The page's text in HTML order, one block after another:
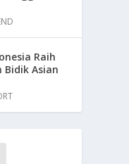
Raih
Bidik Asian